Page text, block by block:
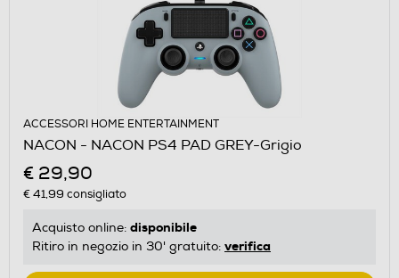
ACCESSORI HOME ENTERTAINMENT
NACON - NACON PS4 PAD GREY-Grigio
€ 29,90
€ 41,99 consigliato
Acquisto online: disponibile
Ritiro in negozio in 30' gratuito: verifica